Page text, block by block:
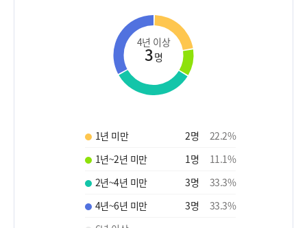
4년 이상
3명
1년 미만 2명 22.2%
1년~2년 미만
1명 11.1%
2년~4년 미만
3명 33.3%
4년~6년 미만
3명 33.3%